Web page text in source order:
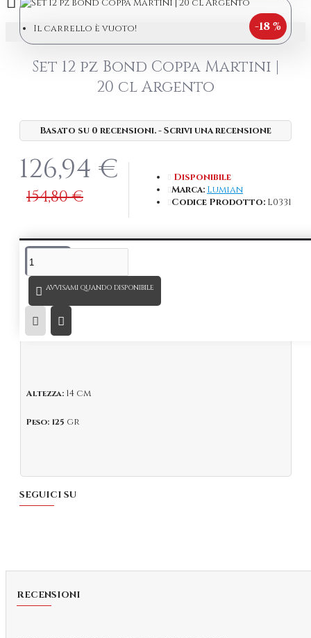
Il carrello è vuoto! -18 %
Set 12 pz Bond Coppa Martini |
20 cl Argento
Basato su 0 recensioni.-Scrivi una recensione
126,94 €
154,80 €
Disponibile
Marca: Lumian
Codice Prodotto: L0331
AVVISAMI QUANDO DISPONIBILE
DESCRIZIONE
Coppa Martini in acciaio inox da 20 cl Argento.
Elegante, raffinata e di tendenza è l'ideale per
cocktail bar che puntano a stupire i propri clienti
Altezza: 14 cm
Peso: 125 gr
SEGUICI SU
RECENSIONI